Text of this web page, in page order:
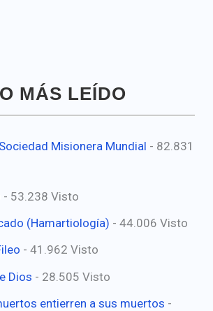
MÁS LEÍDO
Misionera Mundial - 82.831
- 53.238 Visto
(Hamartiología) - 44.006 Visto
- 41.962 Visto
Dios - 28.505 Visto
entierren a sus muertos -